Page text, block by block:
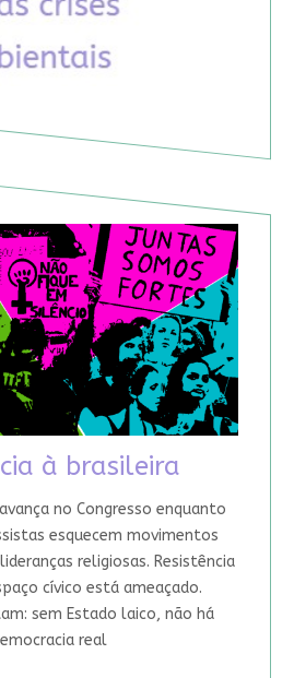
à brasileira
no Congresso enquanto
esquecem movimentos
religiosas. Resistência
cívico está ameaçado.
sem Estado laico, não há
real